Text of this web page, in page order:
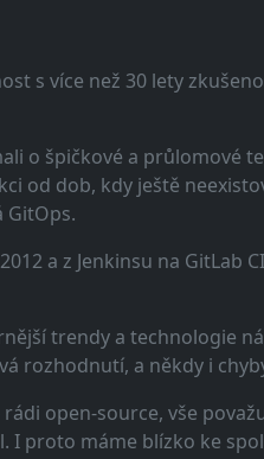
s více než 30 lety
o špičkové a průlomové
od dob, kdy ještě
GitOps.
a z Jenkinsu na
trendy a technologie
rozhodnutí, a někdy i
open-source, vše
I proto máme blízko ke